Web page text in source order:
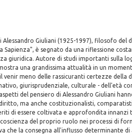
Giuliani (1925-1997), filosofo del
Sapienza", è segnato da una riflessione
giuridica. Autore di studi importanti sulla
una grandissima attualità in un
meno delle rassicuranti certezze della
giurisprudenziale, culturale - dell'età
del pensiero di Alessandro Giuliani
ma anche costituzionalisti,
di essere coltivata e approfondita innanzi
del proprio ruolo nei processi di
che la consegna all'influsso determinante